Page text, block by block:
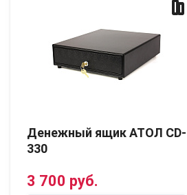
Денежный ящик АТОЛ CD-
330
3 700 руб.